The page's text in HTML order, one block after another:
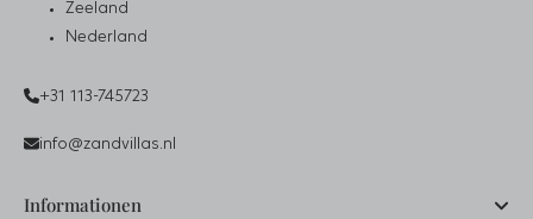
Zeeland
Nederland
+31 113-745723
info@zandvillas.nl
Informationen